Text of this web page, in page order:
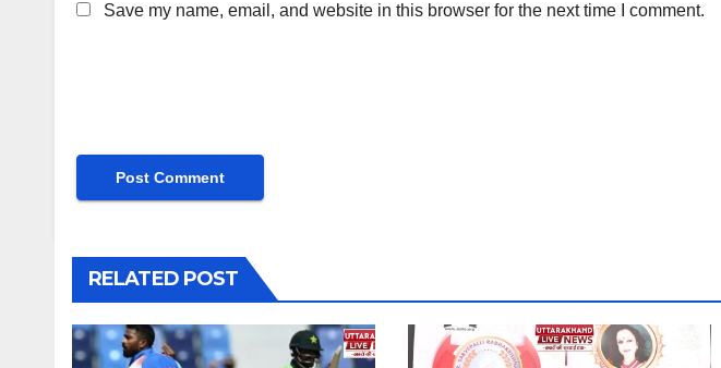
Save my name, email, and website in this browser for the next time I comment.
RELATED POST